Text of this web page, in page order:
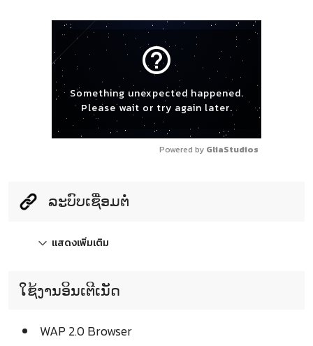
help_outline
Something unexpected happened.
Please wait or try again later.
Powered by GliaStudios
ລະບົບເຊື່ອມຕໍ່
แสดงเพิ่มเติม
ໃຊ້ງານອິນເຕີເນັດ
WAP 2.0 Browser